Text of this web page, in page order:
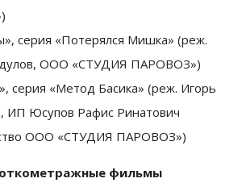
серия «Потерялся Мишка» (реж.
ООО «СТУДИЯ ПАРОВОЗ»)
серия «Метод Басика» (реж. Игорь
ИП Юсупов Рафис Ринатович
ООО «СТУДИЯ ПАРОВОЗ»)
фильмы